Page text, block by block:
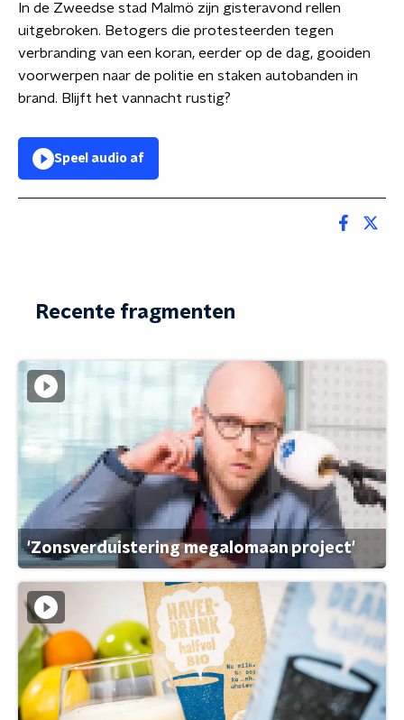
In de Zweedse stad Malmö zijn gisteravond rellen
uitgebroken. Betogers die protesteerden tegen
verbranding van een koran, eerder op de dag, gooiden
voorwerpen naar de politie en staken autobanden in
brand. Blijft het vannacht rustig?
Speel audio af
Recente fragmenten
'Zonsverduistering megalomaan project'